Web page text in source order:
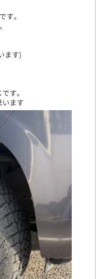
す。
ます)
す。
ます